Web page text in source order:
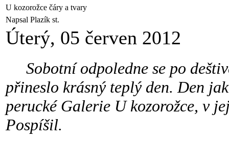
U kozorožce čáry a tvary
Napsal Plazík st.
Úterý, 05 červen 2012
Sobotní odpoledne se po
přineslo krásný teplý den. Den
perucké Galerie U kozorožce, v
Pospíšil.